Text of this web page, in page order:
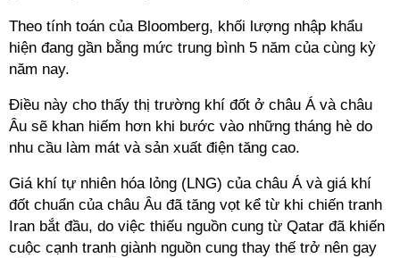
Theo tính toán của Bloomberg, khối lượng nhập khẩu
hiện đang gần bằng mức trung bình 5 năm của cùng kỳ
năm nay.
Điều này cho thấy thị trường khí đốt ở châu Á và châu
Âu sẽ khan hiếm hơn khi bước vào những tháng hè do
nhu cầu làm mát và sản xuất điện tăng cao.
Giá khí tự nhiên hóa lỏng (LNG) của châu Á và giá khí
đốt chuẩn của châu Âu đã tăng vọt kể từ khi chiến tranh
Iran bắt đầu, do việc thiếu nguồn cung từ Qatar đã khiến
cuộc cạnh tranh giành nguồn cung thay thế trở nên gay